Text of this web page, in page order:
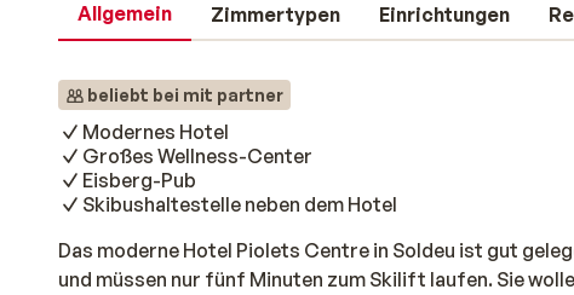
Allgemein Zimmertypen Einrichtungen
beliebt bei mit partner
Modernes Hotel
Großes Wellness-Center
Eisberg-Pub
Skibushaltestelle neben dem Hotel
Das moderne Hotel Piolets Centre in Soldeu ist gut
und müssen nur fünf Minuten zum Skilift laufen. Sie